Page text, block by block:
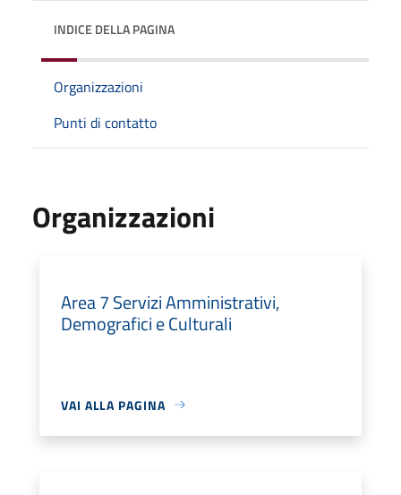
INDICE DELLA PAGINA
Organizzazioni
Punti di contatto
Organizzazioni
Area 7 Servizi Amministrativi,
Demografici e Culturali
VAI ALLA PAGINA